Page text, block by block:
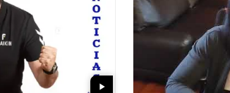
play_arrow